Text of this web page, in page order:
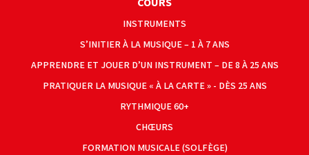
COURS
INSTRUMENTS
S’INITIER À LA MUSIQUE – 1 À 7 ANS
APPRENDRE ET JOUER D’UN INSTRUMENT – DE 8 À 25 ANS
PRATIQUER LA MUSIQUE « À LA CARTE » - DÈS 25 ANS
RYTHMIQUE 60+
CHŒURS
FORMATION MUSICALE (SOLFÈGE)